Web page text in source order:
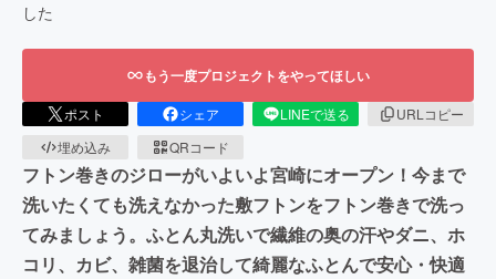
した
もう一度プロジェクトをやってほしい
ポスト シェア LINEで送る
URLコピー
埋め込み
QRコード
フトン巻きのジローがいよいよ宮崎にオープン！今まで
洗いたくても洗えなかった敷フトンをフトン巻きで洗っ
てみましょう。ふとん丸洗いで繊維の奥の汗やダニ、ホ
コリ、カビ、雑菌を退治して綺麗なふとんで安心・快適